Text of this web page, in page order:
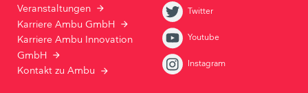
Veranstaltungen
Karriere Ambu GmbH
Karriere Ambu Innovation
GmbH
Kontakt zu Ambu
Twitter
Youtube
Instagram